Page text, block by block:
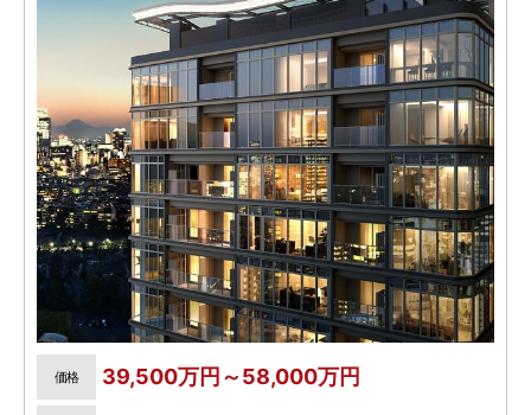
価格 39,500万円～58,000万円